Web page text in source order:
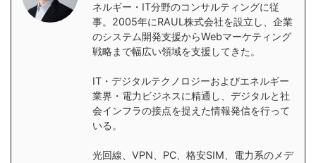
ネルギー・IT分野のコンサルティングに従
事。2005年にRAUL株式会社を設立し、企業
のシステム開発支援からWebマーケティング
戦略まで幅広い領域を支援してきた。
IT・デジタルテクノロジーおよびエネルギー
業界・電力ビジネスに精通し、デジタルと社
会インフラの接点を捉えた情報発信を行って
いる。
光回線、VPN、PC、格安SIM、電力系のメデ